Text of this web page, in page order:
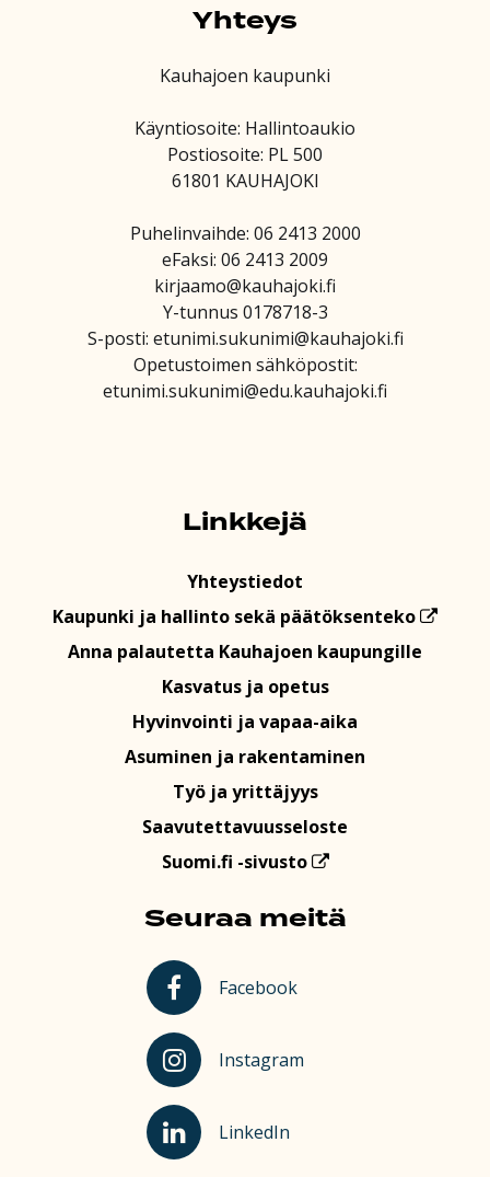
Yhteys
Kauhajoen kaupunki
Käyntiosoite: Hallintoaukio
Postiosoite: PL 500
61801 KAUHAJOKI
Puhelinvaihde: 06 2413 2000
eFaksi: 06 2413 2009
kirjaamo@kauhajoki.fi
Y-tunnus 0178718-3
S-posti: etunimi.sukunimi@kauhajoki.fi
Opetustoimen sähköpostit:
etunimi.sukunimi@edu.kauhajoki.fi
Linkkejä
Yhteystiedot
Kaupunki ja hallinto sekä päätöksenteko
Anna palautetta Kauhajoen kaupungille
Kasvatus ja opetus
Hyvinvointi ja vapaa-aika
Asuminen ja rakentaminen
Työ ja yrittäjyys
Saavutettavuusseloste
Suomi.fi -sivusto
Seuraa meitä
Kauhajoki Facebookissa
Facebook
Kauhajoki Instagramissa
Instagram
Kauhajoki LinkedInissä
LinkedIn